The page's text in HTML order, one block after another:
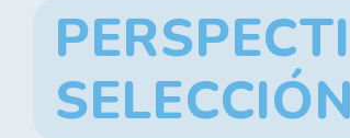
SELECCIÓN